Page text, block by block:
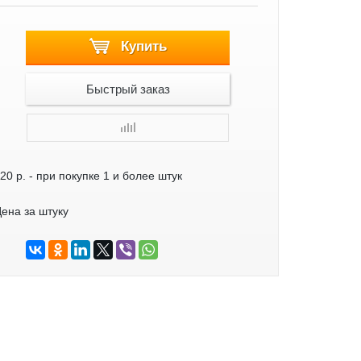
Купить
Быстрый заказ
р. - при покупке 1 и более штук
за штуку